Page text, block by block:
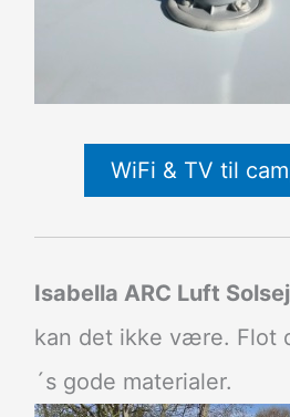
WiFi & TV til
Isabella ARC Luft
kan det ikke være. Flot
´s gode materialer.